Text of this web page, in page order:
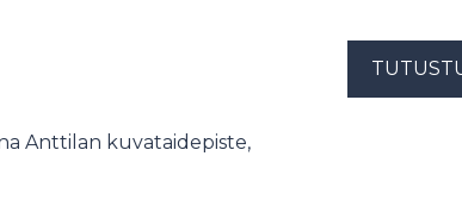
Anttilan kuvataidepiste,